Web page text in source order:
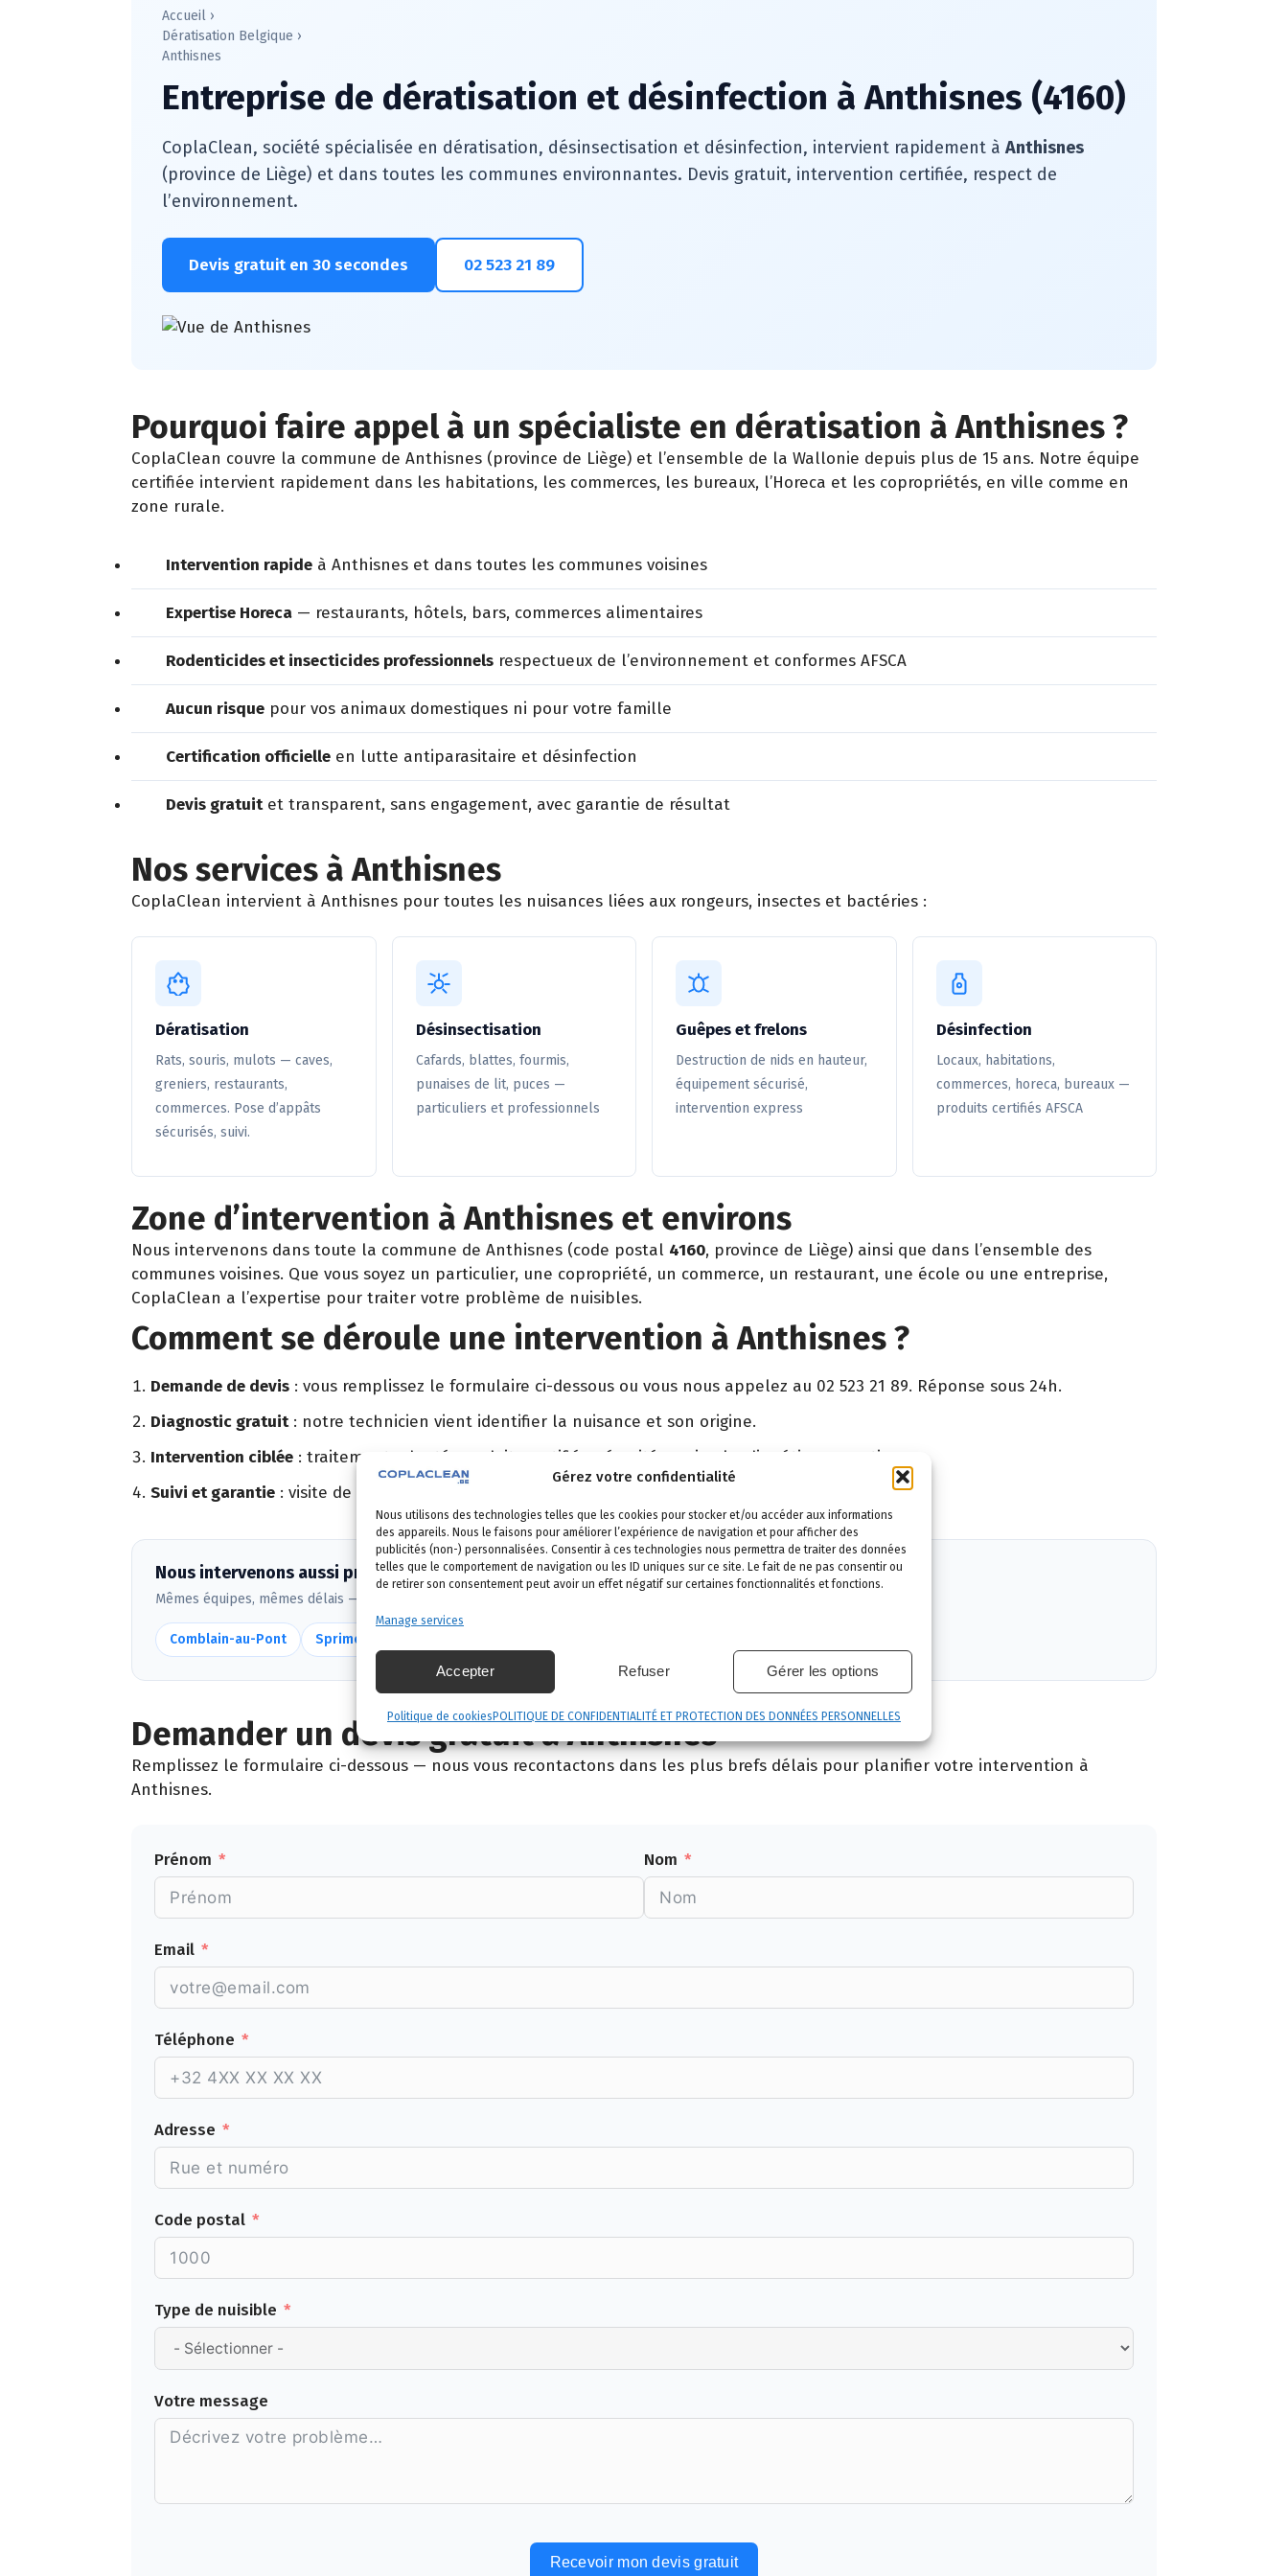
Gérez votre confidentialité
Nous utilisons des technologies telles que les cookies pour stocker et/ou accéder aux informations
des appareils. Nous le faisons pour améliorer l’expérience de navigation et pour afficher des
publicités (non-) personnalisées. Consentir à ces technologies nous permettra de traiter des données
telles que le comportement de navigation ou les ID uniques sur ce site. Le fait de ne pas consentir ou
de retirer son consentement peut avoir un effet négatif sur certaines fonctionnalités et fonctions.
Manage services
Accepter Refuser Gérer les options
Politique de cookiesPOLITIQUE DE CONFIDENTIALITÉ ET PROTECTION DES DONNÉES PERSONNELLES
Accueil ›
Dératisation Belgique ›
Anthisnes
Entreprise de dératisation et désinfection à Anthisnes (4160)
CoplaClean, société spécialisée en dératisation, désinsectisation et désinfection, intervient rapidement à Anthisnes
(province de Liège) et dans toutes les communes environnantes. Devis gratuit, intervention certifiée, respect de
l’environnement.
Devis gratuit en 30 secondes 02 523 21 89
Pourquoi faire appel à un spécialiste en dératisation à Anthisnes ?
CoplaClean couvre la commune de Anthisnes (province de Liège) et l’ensemble de la Wallonie depuis plus de 15 ans. Notre équipe
certifiée intervient rapidement dans les habitations, les commerces, les bureaux, l’Horeca et les copropriétés, en ville comme en
zone rurale.
Intervention rapide à Anthisnes et dans toutes les communes voisines
Expertise Horeca — restaurants, hôtels, bars, commerces alimentaires
Rodenticides et insecticides professionnels respectueux de l’environnement et conformes AFSCA
Aucun risque pour vos animaux domestiques ni pour votre famille
Certification officielle en lutte antiparasitaire et désinfection
Devis gratuitet transparent, sans engagement, avec garantie de résultat
Nos services à Anthisnes
CoplaClean intervient à Anthisnes pour toutes les nuisances liées aux rongeurs, insectes et bactéries :
Dératisation
Rats, souris, mulots — caves,
greniers, restaurants,
commerces. Pose d’appâts
sécurisés, suivi.
Désinsectisation
Cafards, blattes, fourmis,
punaises de lit, puces —
particuliers et professionnels
Guêpes et frelons
Destruction de nids en hauteur,
équipement sécurisé,
intervention express
Désinfection
Locaux, habitations,
commerces, horeca, bureaux —
produits certifiés AFSCA
Zone d’intervention à Anthisnes et environs
Nous intervenons dans toute la commune de Anthisnes (code postal 4160, province de Liège) ainsi que dans l’ensemble des
communes voisines. Que vous soyez un particulier, une copropriété, un commerce, un restaurant, une école ou une entreprise,
CoplaClean a l’expertise pour traiter votre problème de nuisibles.
Comment se déroule une intervention à Anthisnes ?
Demande de devis : vous remplissez le formulaire ci-dessous ou vous nous appelez au 02 523 21 89. Réponse sous 24h.
Diagnostic gratuit: notre technicien vient identifier la nuisance et son origine.
Intervention ciblée : traitement adapté, produits certifiés, sécurité maximale, discrétion garantie.
Suivi et garantie : visite de contrôle et garantie de résultat.
Nous intervenons aussi près de Anthisnes
Mêmes équipes, mêmes délais — voir
Comblain-au-Pont Sprimont
Demander un devis gratuit à Anthisnes
Remplissez le formulaire ci-dessous — nous vous recontactons dans les plus brefs délais pour planifier votre intervention à
Anthisnes.
Prénom Nom
Email
Téléphone
Adresse
Code postal
Type de nuisible
Votre message
Recevoir mon devis gratuit